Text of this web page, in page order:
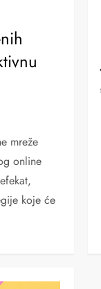
mreže
online
koje će